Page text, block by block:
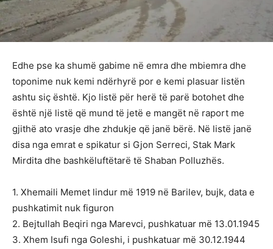
Edhe pse ka shumë gabime në emra dhe mbiemra dhe
toponime nuk kemi ndërhyrë por e kemi plasuar listën
ashtu siç është. Kjo listë për herë të parë botohet dhe
është një listë që mund të jetë e mangët në raport me
gjithë ato vrasje dhe zhdukje që janë bërë. Në listë janë
disa nga emrat e spikatur si Gjon Serreci, Stak Mark
Mirdita dhe bashkëluftëtarë të Shaban Polluzhës.
1. Xhemaili Memet lindur më 1919 në Barilev, bujk, data e
pushkatimit nuk figuron
2. Bejtullah Beqiri nga Marevci, pushkatuar më 13.01.1945
3. Xhem Isufi nga Goleshi, i pushkatuar më 30.12.1944